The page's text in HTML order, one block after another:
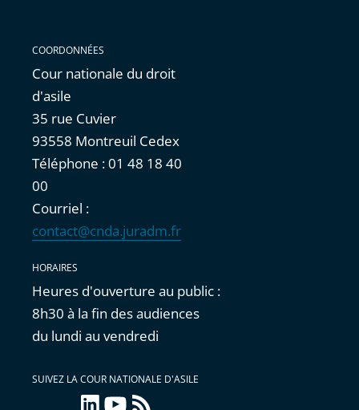
COORDONNÉES
Cour nationale du droit
d'asile
35 rue Cuvier
93558 Montreuil Cedex
Téléphone : 01 48 18 40
00
Courriel :
contact@cnda.juradm.fr
HORAIRES
Heures d'ouverture au public :
8h30 à la fin des audiences
du lundi au vendredi
SUIVEZ LA COUR NATIONALE D'ASILE
linkedinyoutube
Flux